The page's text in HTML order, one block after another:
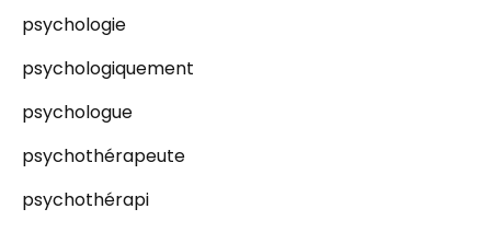
psychologie
psychologiquement
psychologue
psychothérapeute
psychothérapi